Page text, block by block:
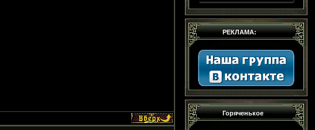
РЕКЛАМА:
Горяченькое